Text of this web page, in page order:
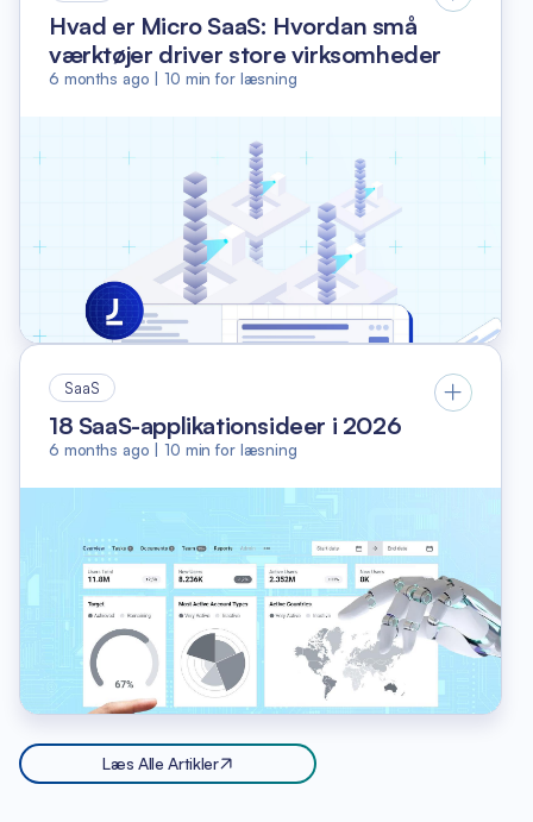
Hvad er Micro SaaS: Hvordan små
værktøjer driver store virksomheder
6 months ago |10 min for læsning
SaaS
18 SaaS-applikationsideer i 2026
6 months ago |10 min for læsning
Læs Alle Artikler